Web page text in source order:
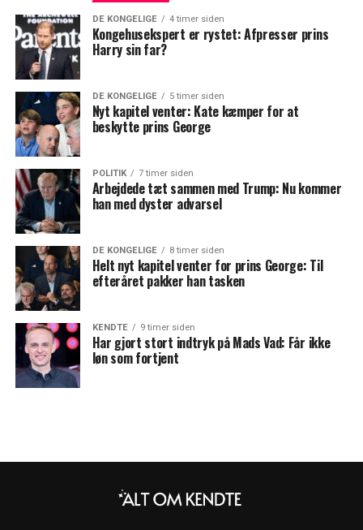
DE KONGELIGE 4 timer siden
Kongehusekspert er rystet: Afpresser prins
Harry sin far?
DE KONGELIGE 5 timer siden
Nyt kapitel venter: Kate kæmper for at
beskytte prins George
POLITIK 7 timer siden
Arbejdede tæt sammen med Trump: Nu kommer
han med dyster advarsel
DE KONGELIGE 8 timer siden
Helt nyt kapitel venter for prins George: Til
efteråret pakker han tasken
KENDTE 9 timer siden
Har gjort stort indtryk på Mads Vad: Får ikke
løn som fortjent